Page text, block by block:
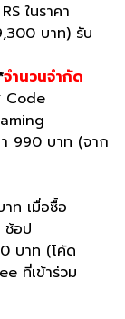
ในราคา
บาท) รับ
จำนวนจำกัด
Code
990 บาท (จาก
าท เมื่อซื้อ
ช้อป
บาท (โค้ด
ที่เข้าร่วม